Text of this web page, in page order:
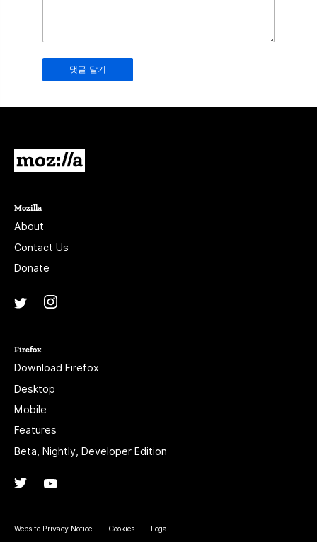
should
leave
Mozilla
About
Contact Us
Donate
Twitter
Firefox
Download Firefox
Desktop
Mobile
Features
Beta, Nightly, Developer Edition
Twitter
Website Privacy Notice Cookies Legal